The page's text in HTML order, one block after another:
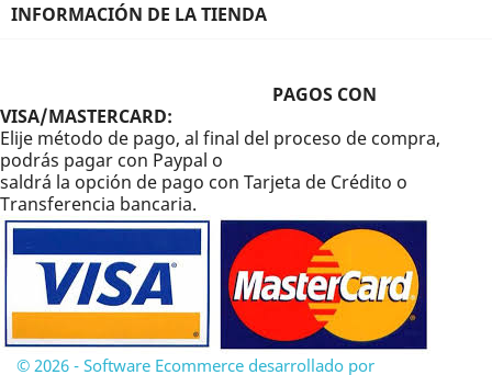
INFORMACIÓN DE LA TIENDA
PAGOS CON
VISA/MASTERCARD:
Elije método de pago, al final del proceso de compra,
podrás pagar con Paypal o
saldrá la opción de pago con Tarjeta de Crédito o
Transferencia bancaria.
© 2026 - Software Ecommerce desarrollado por